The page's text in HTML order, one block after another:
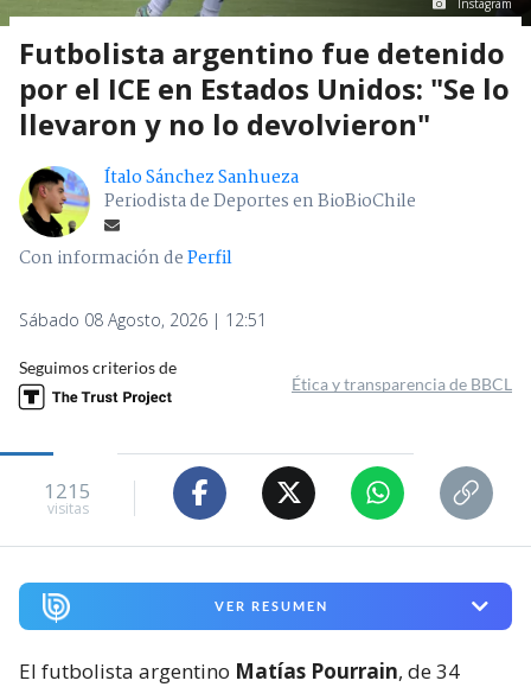
Futbolista argentino fue detenido
por el ICE en Estados Unidos: "Se lo
llevaron y no lo devolvieron"
Ítalo Sánchez Sanhueza
Periodista de Deportes en BioBioChile
Con información dePerfil
Sábado 08 Agosto, 2026 | 12:51
Seguimos criterios de
Ética y transparencia de BBCL
1215
visitas
VER RESUMEN
El futbolista argentino Matías Pourrain, de 34